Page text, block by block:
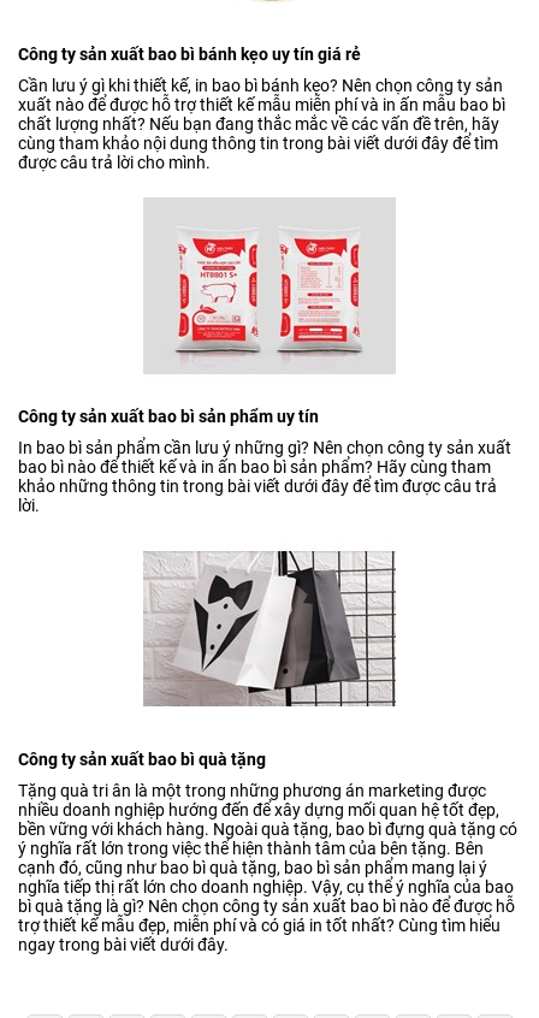
Công ty sản xuất bao bì bánh kẹo uy tín giá rẻ
Cần lưu ý gì khi thiết kế, in bao bì bánh kẹo? Nên chọn công ty sản
xuất nào để được hỗ trợ thiết kế mẫu miễn phí và in ấn mẫu bao bì
chất lượng nhất? Nếu bạn đang thắc mắc về các vấn đề trên, hãy
cùng tham khảo nội dung thông tin trong bài viết dưới đây để tìm
được câu trả lời cho mình.
Công ty sản xuất bao bì sản phẩm uy tín
In bao bì sản phẩm cần lưu ý những gì? Nên chọn công ty sản xuất
bao bì nào để thiết kế và in ấn bao bì sản phẩm? Hãy cùng tham
khảo những thông tin trong bài viết dưới đây để tìm được câu trả
lời.
Công ty sản xuất bao bì quà tặng
Tặng quà tri ân là một trong những phương án marketing được
nhiều doanh nghiệp hướng đến để xây dựng mối quan hệ tốt đẹp,
bền vững với khách hàng. Ngoài quà tặng, bao bì đựng quà tặng có
ý nghĩa rất lớn trong việc thể hiện thành tâm của bên tặng. Bên
cạnh đó, cũng như bao bì quà tặng, bao bì sản phẩm mang lại ý
nghĩa tiếp thị rất lớn cho doanh nghiệp. Vậy, cụ thể ý nghĩa của bao
bì quà tặng là gì? Nên chọn công ty sản xuất bao bì nào để được hỗ
trợ thiết kế mẫu đẹp, miễn phí và có giá in tốt nhất? Cùng tìm hiểu
ngay trong bài viết dưới đây.